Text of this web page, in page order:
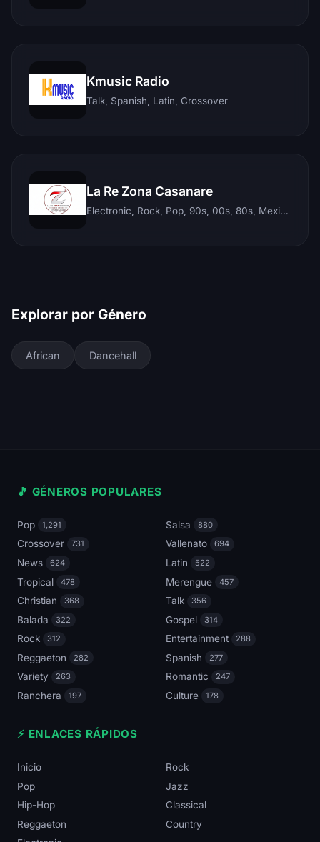
Kmusic Radio
Talk, Spanish, Latin, Crossover
La Re Zona Casanare
Electronic, Rock, Pop, 90s, 00s, 80s, Mexican, Ranchera, Reggaeton, Instrumental, Salsa, Merengue, Tropical, Romantic, Vallenato, Llanera
Explorar por Género
African Dancehall
🎵 GÉNEROS POPULARES
Pop 1,291 Salsa 880
Crossover 731 Vallenato 694
News 624 Latin 522
Tropical 478 Merengue 457
Christian 368 Talk 356
Balada 322 Gospel 314
Rock 312 Entertainment 288
Reggaeton 282 Spanish 277
Variety 263 Romantic 247
Ranchera 197 Culture 178
⚡ ENLACES RÁPIDOS
Inicio
Rock
Pop
Jazz
Hip-Hop
Classical
Reggaeton
Country